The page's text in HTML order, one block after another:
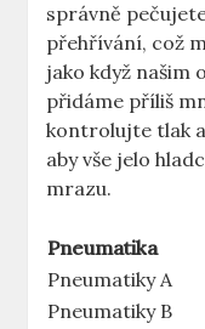
správně
přehřívání, což
jako když našim
přidáme příliš
kontrolujte tlak
aby vše jelo
mrazu.
Pneumatika
Pneumatiky A
Pneumatiky B